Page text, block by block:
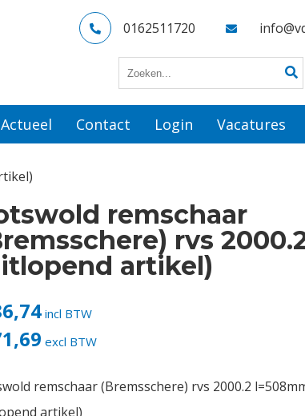
0162511720
Actueel Contact Login Vacatures
remschaar
rvs
artikel)
incl BTW
excl BTW
remschaar (Bremsschere) rvs 2000.2
artikel)